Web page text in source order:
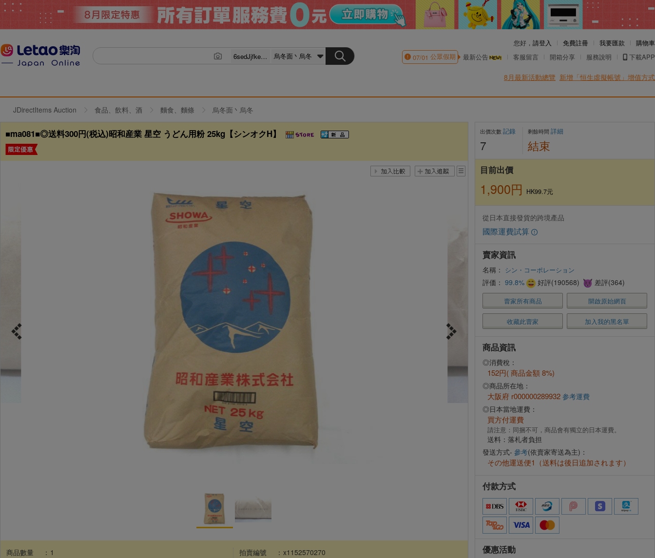
您好， 請登入 免費註冊 我要匯款
購物車
07/01 公眾假期 最新公告 客服留言 開箱分享 服務說明 下載APP
8月最新活動總覽 新增「恒生虛擬帳號」增值方式
JDirectItems Auction 食品、飲料、酒 麵食、麵條 烏冬面丶烏冬
■ma081■◎送料300円(税込)昭和産業 星空 うどん用粉 25kg【シンオクH】
商品數量 ： 1
拍賣編號 ： x1152570270
出價次數記錄
7
剩餘時間詳細
結束
目前出價
1,900円 HK99.7元
從日本直接發貨的跨境產品
國際運費試算
賣家資訊
名稱： シン・コーポレーション
評価：99.8% 好評(190568) 差評(364)
賣家所有商品 開啟原始網頁
收藏此賣家 加入我的黑名單
商品資訊
◎消費稅：
152円( 商品金額 8%)
◎商品所在地：
大阪府 r000000289932 参考運費
◎日本當地運費：
買方付運費
請注意：同捆不可，商品會有獨立的日本運費。
送料：落札者負担
發送方式-參考(依賣家寄送為主)：
その他運送便1（送料は後日追加されます）
付款方式
優惠活動